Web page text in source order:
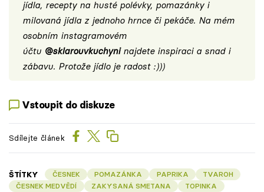
jídla, recepty na husté polévky, pomazánky i
milovaná jídla z jednoho hrnce či pekáče. Na mém
osobním instagramovém
účtu @sklarouvkuchyni najdete inspiraci a snad i
zábavu. Protože jídlo je radost :)))
Vstoupit do diskuze
Sdílejte článek
ŠTÍTKY ČESNEK POMAZÁNKA PAPRIKA
TVAROH
ČESNEK MEDVĚDÍ
ZAKYSANÁ SMETANA
TOPINKA